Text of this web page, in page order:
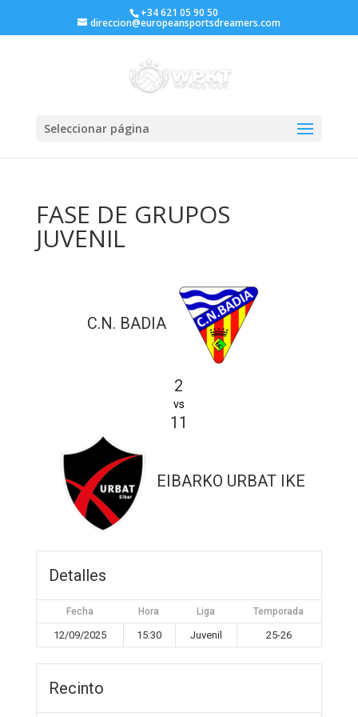
+34 621 05 90 50
direccion@europeansportsdreamers.com
Seleccionar página
FASE DE GRUPOS
JUVENIL
C.N. BADIA
2
vs
11
EIBARKO URBAT IKE
Detalles
Fecha Hora Liga Temporada
12/09/2025 15:30 Juvenil 25-26
Recinto